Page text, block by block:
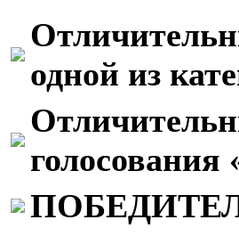
одной из